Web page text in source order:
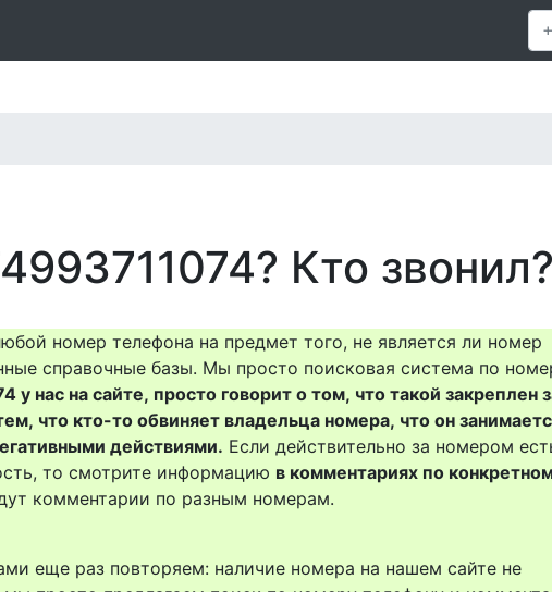
Кто звонил?
номер телефона на предмет того, не является ли номер
справочные базы. Мы просто поисковая система по
нас на сайте, просто говорит о том, что такой закреплен
что кто-то обвиняет владельца номера, что он
действиями. Если действительно за номером
то смотрите информацию в комментариях по
комментарии по разным номерам.
еще раз повторяем: наличие номера на нашем сайте не